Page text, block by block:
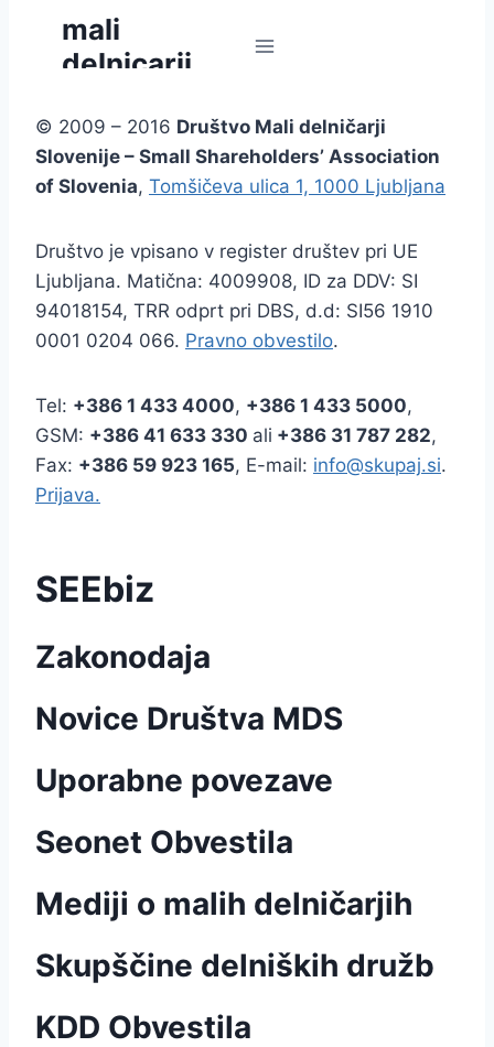
© 2009 – 2016 Društvo Mali delničarji
Slovenije – Small Shareholders’ Association
of Slovenia, Tomšičeva ulica 1, 1000 Ljubljana
Društvo je vpisano v register društev pri UE
Ljubljana. Matična: 4009908, ID za DDV: SI
94018154, TRR odprt pri DBS, d.d: SI56 1910
0001 0204 066. Pravno obvestilo.
Tel: +386 1 433 4000, +386 1 433 5000,
GSM: +386 41 633 330 ali +386 31 787 282,
Fax: +386 59 923 165, E-mail: info@skupaj.si.
Prijava.
SEEbiz
Zakonodaja
Novice Društva MDS
Uporabne povezave
Seonet Obvestila
Mediji o malih delničarjih
Skupščine delniških družb
KDD Obvestila